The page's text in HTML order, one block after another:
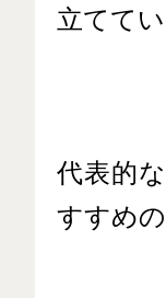
立ててい
代表的
すすめ